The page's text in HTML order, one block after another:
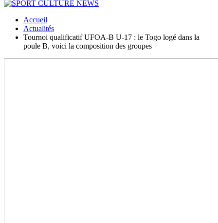
Accueil
Actualités
Tournoi qualificatif UFOA-B U-17 : le Togo logé dans la
poule B, voici la composition des groupes